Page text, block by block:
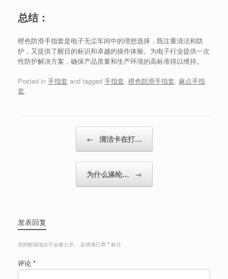
总结：
橙色防滑手指套是电子无尘车间中的理想选择，既注重清洁和防
护，又提供了醒目的标识和卓越的操作体验。为电子行业提供一次
性防护解决方案，确保产品质量和生产环境的高标准得以维持。
Posted in 手指套 and tagged 手指套, 橙色防滑手指套, 麻点手指
套.
← 清洁卡在打…
为什么涤纶… →
发表回复
您的邮箱地址不会被公开。 必填项已用 * 标注
评论 *